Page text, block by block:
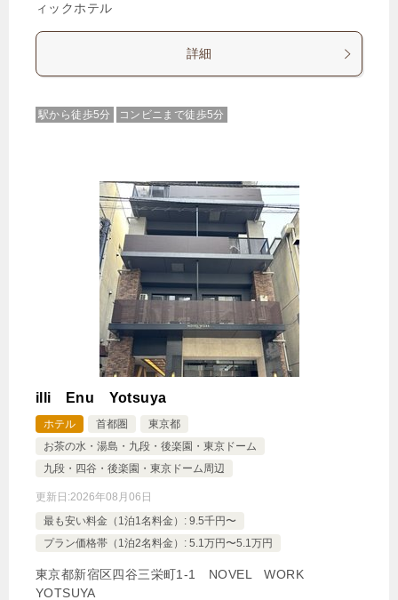
ィックホテル
詳細
駅から徒歩5分 コンビニまで徒歩5分
illi Enu Yotsuya
ホテル 首都圏
東京都
お茶の水・湯島・九段・後楽園・東京ドーム
九段・四谷・後楽園・東京ドーム周辺
更新日:2026年08月06日
最も安い料金（1泊1名料金）: 9.5千円〜
プラン価格帯（1泊2名料金）: 5.1万円〜5.1万円
東京都新宿区四谷三栄町1‐1 NOVEL WORK
YOTSUYA